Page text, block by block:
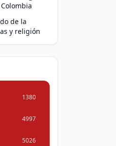
de la
y religión
1380
4997
5026